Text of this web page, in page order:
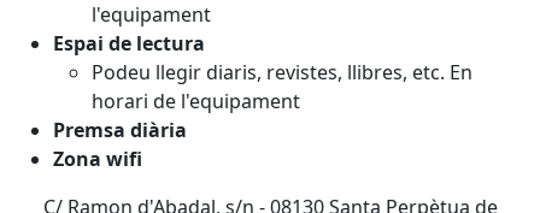
l'equipament
Espai de lectura
Podeu llegir diaris, revistes, llibres, etc. En
horari de l'equipament
Premsa diària
Zona wifi
C/ Ramon d'Abadal, s/n - 08130 Santa Perpètua de